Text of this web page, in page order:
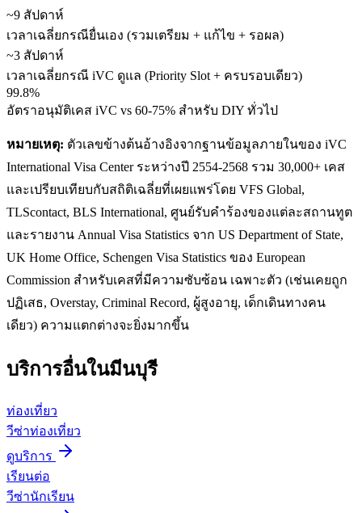
~9 สัปดาห์
เวลาเฉลี่ยกรณียื่นเอง (รวมเตรียม + แก้ไข + รอผล)
~3 สัปดาห์
เวลาเฉลี่ยกรณี iVC ดูแล (Priority Slot + ครบรอบเดียว)
99.8%
อัตราอนุมัติเคส iVC vs 60-75% สำหรับ DIY ทั่วไป
หมายเหตุ: ตัวเลขข้างต้นอ้างอิงจากฐานข้อมูลภายในของ iVC
International Visa Center ระหว่างปี 2554-2568 รวม 30,000+ เคส
และเปรียบเทียบกับสถิติเฉลี่ยที่เผยแพร่โดย VFS Global,
TLScontact, BLS International, ศูนย์รับคำร้องของแต่ละสถานทูต
และรายงาน Annual Visa Statistics จาก US Department of State,
UK Home Office, Schengen Visa Statistics ของ European
Commission สำหรับเคสที่มีความซับซ้อน เฉพาะตัว (เช่นเคยถูก
ปฏิเสธ, Overstay, Criminal Record, ผู้สูงอายุ, เด็กเดินทางคน
เดียว) ความแตกต่างจะยิ่งมากขึ้น
บริการอื่นในมีนบุรี
ท่องเที่ยว
วีซ่าท่องเที่ยว
ดูบริการ
เรียนต่อ
วีซ่านักเรียน